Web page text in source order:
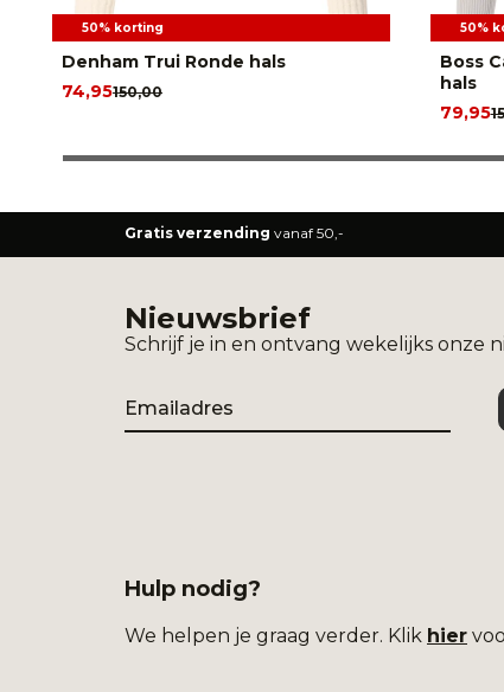
50% korting
Denham Trui Ronde hals
150,00
74,95
50%
Boss
hals
79,95
Gratis verzending vanaf 50,-
Nieuwsbrief
Schrijf je in en ontvang wekelijks onze
Email
Hulp nodig?
We helpen je graag verder. Klik hier